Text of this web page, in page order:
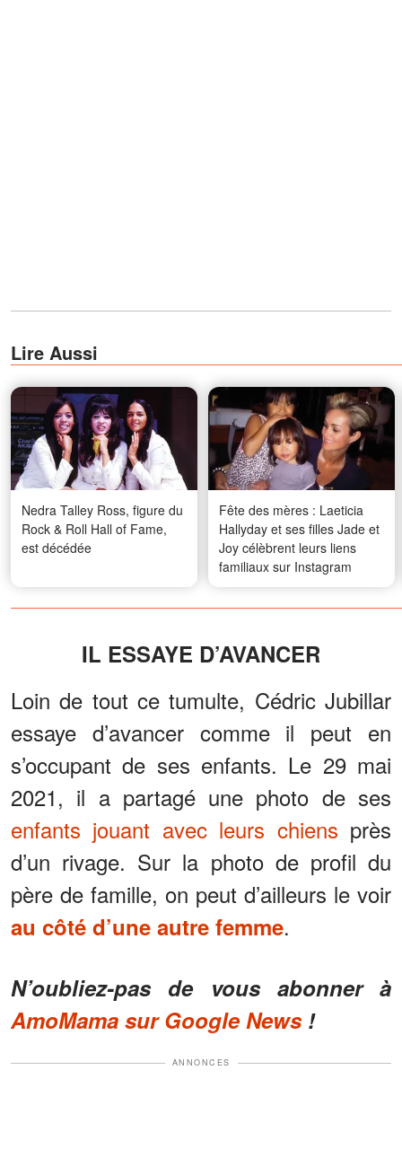
Lire Aussi
Nedra Talley Ross, figure du
Rock & Roll Hall of Fame,
est décédée
Fête des mères : Laeticia
Hallyday et ses filles Jade et
Joy célèbrent leurs liens
familiaux sur Instagram
IL ESSAYE D’AVANCER
Loin de tout ce tumulte, Cédric Jubillar
essaye d’avancer comme il peut en
s’occupant de ses enfants. Le 29 mai
2021, il a partagé une photo de ses
enfants jouant avec leurs chiens près
d’un rivage. Sur la photo de profil du
père de famille, on peut d’ailleurs le voir
au côté d’une autre femme.
N’oubliez-pas de vous abonner à
AmoMama sur Google News!
ANNONCES